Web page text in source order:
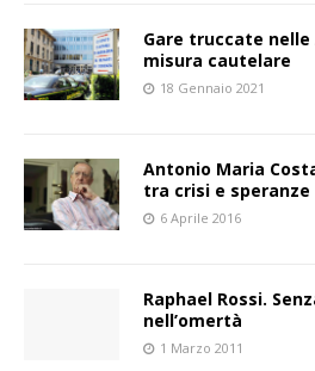
Gare truccate
misura cautelare
18 Gennaio 2021
Antonio Maria
tra crisi e speranze
6 Aprile 2016
Raphael Rossi.
nell’omertà
1 Marzo 2011